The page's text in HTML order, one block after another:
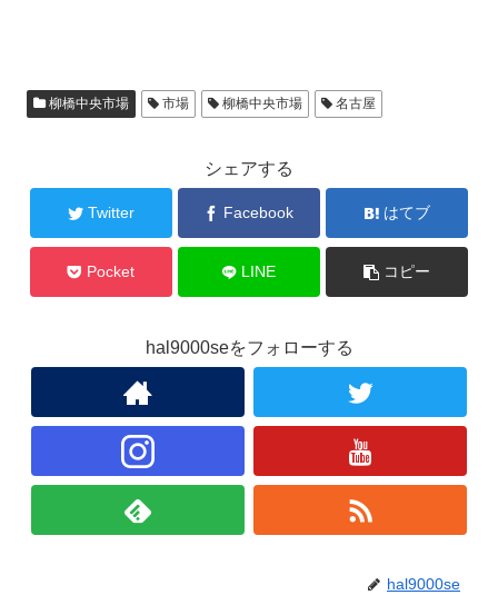
柳橋中央市場 市場 柳橋中央市場 名古屋
シェアする
Twitter Facebook はてブ
Pocket LINE コピー
hal9000seをフォローする
hal9000se